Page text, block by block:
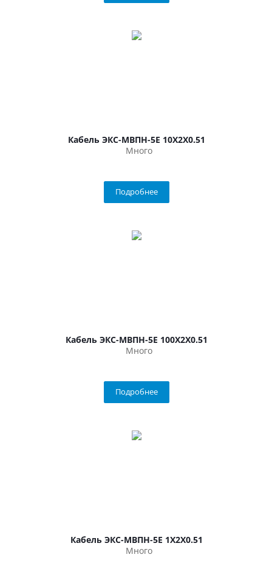
Кабель ЭКС-МВПН-5Е 10Х2Х0.51
Много
Подробнее
Кабель ЭКС-МВПН-5Е 100Х2Х0.51
Много
Подробнее
Кабель ЭКС-МВПН-5Е 1Х2Х0.51
Много